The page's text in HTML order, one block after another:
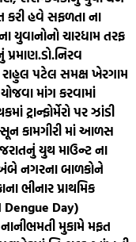
કરી હવે સફળતા ના
યુવાનોનો ચારધામ તરફ
પ્રમાણ.ડો.નિરવ
રાહુલ પટેલ સમક્ષ ખેરગામ
માંગ કરવામાં
ટ્રાન્ફોર્મેરો પર ઝાંડી
કામગીરી માં આળસ
યુથ માઉન્ટ ના
અંબે નગરના બાળકોને
ભીનાર પ્રાથમિક
Dengue Day)
મુકામે મફત